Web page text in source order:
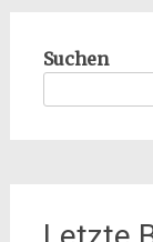
Suchen